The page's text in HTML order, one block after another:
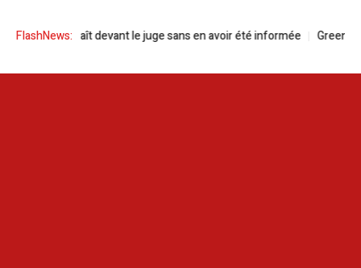
FlashNews:
comparaît devant le juge sans en avoir été informée Green